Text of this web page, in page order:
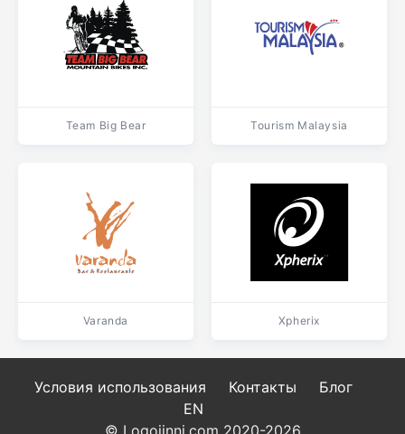
Team Big Bear Tourism Malaysia
Varanda Xpherix
Условия использования Контакты
Блог
EN
© Logojinni.com 2020-2026